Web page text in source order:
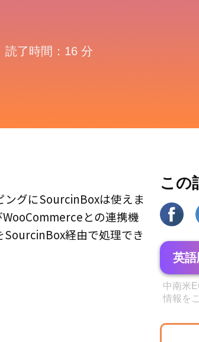
読了時間：16 分
ングにSourcinBoxは使えま
との連携機
経由で処理でき
この
英
中南米
情報を